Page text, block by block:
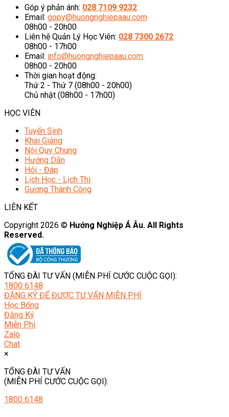
Góp ý phản ánh: 028 7109 9232
Email: gopy@huongnghiepaau.com
08h00 - 20h00
Liên hệ Quản Lý Học Viên: 028 7300 2672
08h00 - 17h00
Email: info@huongnghiepaau.com
08h00 - 20h00
Thời gian hoạt động:
Thứ 2 - Thứ 7 (08h00 - 20h00)
Chủ nhật (08h00 - 17h00)
HỌC VIÊN
Tuyển Sinh
Khai Giảng
Nội Quy Chung
Hướng Dẫn
Hỏi - Đáp
Lịch Học - Lịch Thi
Gương Thành Công
LIÊN KẾT
Copyright 2026 © Hướng Nghiệp Á Âu. All Rights
Reserved.
TỔNG ĐÀI TƯ VẤN (MIỄN PHÍ CƯỚC CUỘC GỌI):
1800 6148
ĐĂNG KÝ ĐỂ ĐƯỢC TƯ VẤN MIỄN PHÍ
Học Bổng
Đăng Ký
Miễn Phí
Zalo
Chat
×
TỔNG ĐÀI TƯ VẤN
(MIỄN PHÍ CƯỚC CUỘC GỌI):
1800 6148